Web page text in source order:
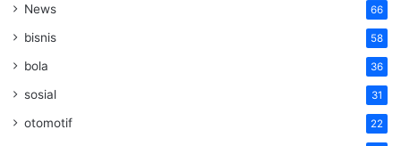
News 66
bisnis 58
bola 36
sosial 31
otomotif 22